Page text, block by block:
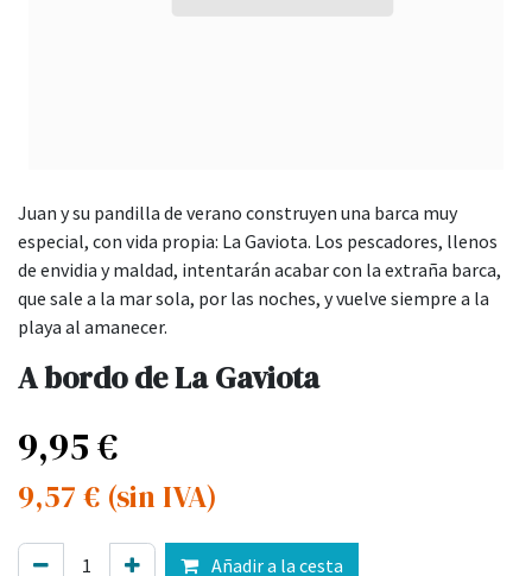
Juan y su pandilla de verano construyen una barca muy
especial, con vida propia: La Gaviota. Los pescadores, llenos
de envidia y maldad, intentarán acabar con la extraña barca,
que sale a la mar sola, por las noches, y vuelve siempre a la
playa al amanecer.
A bordo de La Gaviota
9,95€
9,57 € (sin IVA)
Añadir a la cesta